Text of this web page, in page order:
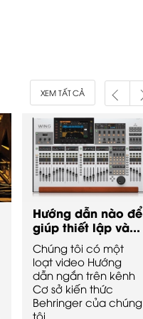
XEM TẤT CẢ
Hướng dẫn nào để
giúp thiết lập và...
Chúng tôi có một
loạt video Hướng
dẫn ngắn trên kênh
Cơ sở kiến ​​thức
Behringer của chúng
tôi .